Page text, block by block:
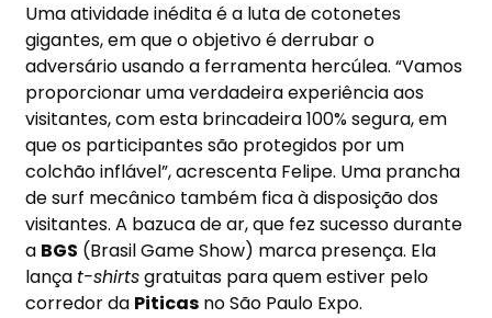
Uma atividade inédita é a luta de cotonetes
gigantes, em que o objetivo é derrubar o
adversário usando a ferramenta hercúlea. “Vamos
proporcionar uma verdadeira experiência aos
visitantes, com esta brincadeira 100% segura, em
que os participantes são protegidos por um
colchão inflável”, acrescenta Felipe. Uma prancha
de surf mecânico também fica à disposição dos
visitantes. A bazuca de ar, que fez sucesso durante
a BGS (Brasil Game Show) marca presença. Ela
lança t-shirtsgratuitas para quem estiver pelo
corredor da Piticas no São Paulo Expo.